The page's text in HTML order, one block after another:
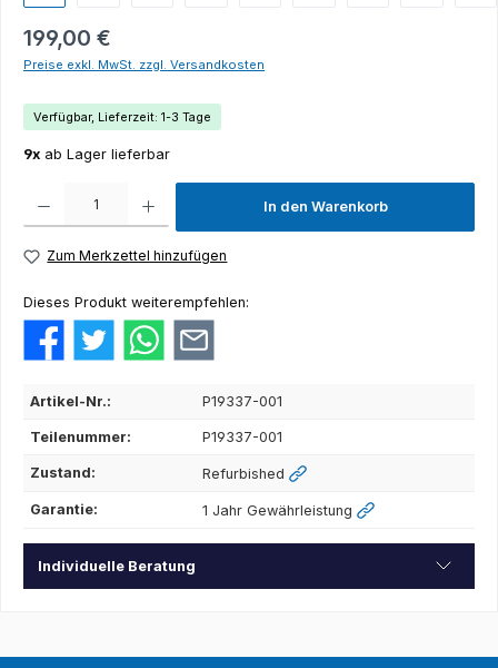
199,00 €
Preise exkl. MwSt. zzgl. Versandkosten
Verfügbar, Lieferzeit: 1-3 Tage
9x ab Lager lieferbar
In den Warenkorb
Zum Merkzettel hinzufügen
Dieses Produkt weiterempfehlen:
Artikel-Nr.: P19337-001
Teilenummer: P19337-001
Zustand: Refurbished
Garantie: 1 Jahr Gewährleistung
Individuelle Beratung